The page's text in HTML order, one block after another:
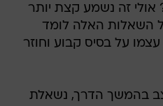
זה נשמע קצת יותר
השאלות האלה לומד
על בסיס קבוע וחוזר
בהמשך הדרך, נשאלת